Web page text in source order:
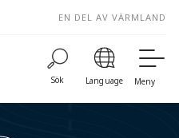
EN DEL AV VÄRMLAND
Sök Language Meny